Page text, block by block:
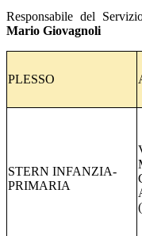
Responsabile del
Mario Giovagnoli
PLESSO
STERN INFANZIA-
PRIMARIA